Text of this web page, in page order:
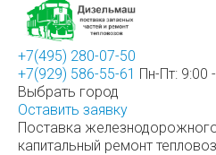
+7(495) 280-07-50
+7(929) 586-55-61 Пн-Пт: 9:00
Выбрать город
Оставить заявку
Поставка
капитальный ремонт